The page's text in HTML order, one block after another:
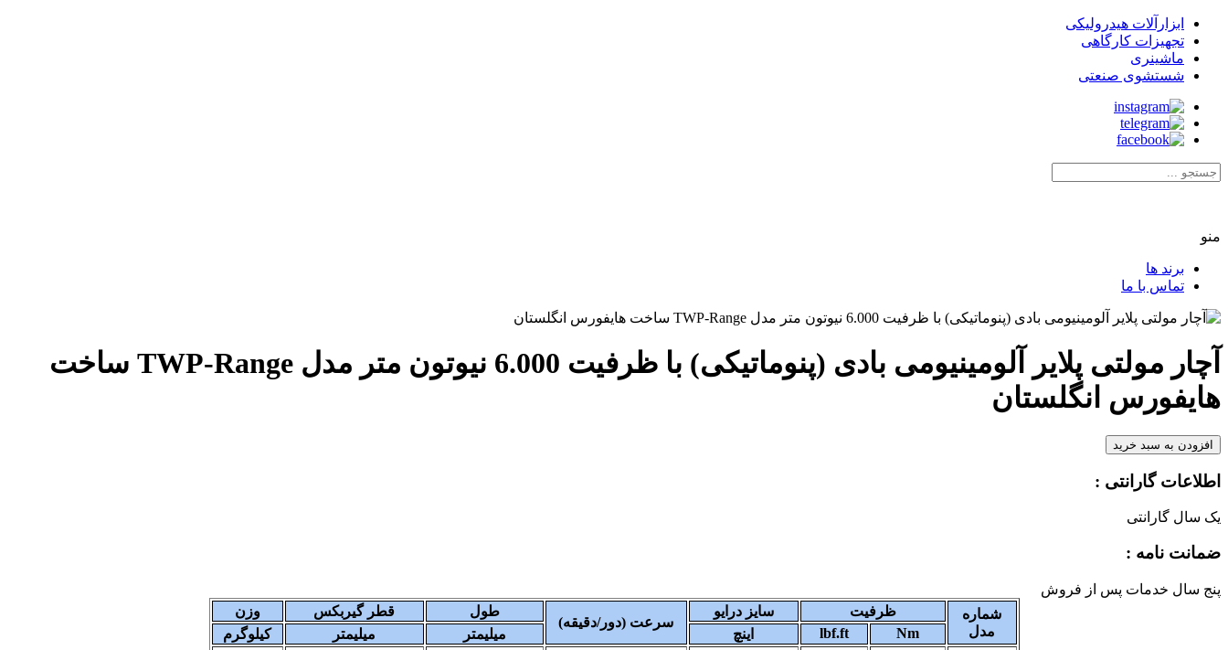
ابزارآلات هیدرولیکی
تجهیزات کارگاهی
ماشینری
شستشوی صنعتی
منو
برند ها
تماس با ما
آچار مولتی پلایر آلومینیومی بادی (پنوماتیکی) با ظرفیت 6.000 نیوتون متر مدل TWP-Range ساخت
هایفورس انگلستان
افزودن به سبد خرید
اطلاعات گارانتی :
یک سال گارانتی
ضمانت نامه :
پنج سال خدمات پس از فروش
شماره
مدل
ظرفیت سایز درایو
سرعت (دور/دقیقه)
طول قطر گیربکس
وزن
Nm
lbf.ft اینچ میلیمتر میلیمتر
کیلوگرم